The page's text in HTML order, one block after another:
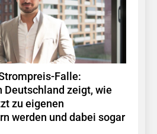
Falle:
Deutschland zeigt, wie
zu eigenen
werden und dabei sogar